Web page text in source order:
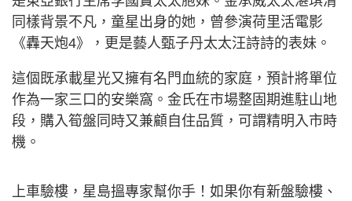
同樣背景不凡，童星出身的她，曾參演荷里活電影
《轟天炮4》，更是藝人甄子丹太太汪詩詩的表妹。
這個既承載星光又擁有名門血統的家庭，預計將單位
作為一家三口的安樂窩。金氏在市場整固期進駐山地
段，購入筍盤同時又兼顧自住品質，可謂精明入市時
機。
上車驗樓，星島搵專家幫你手！如果你有新盤驗樓、